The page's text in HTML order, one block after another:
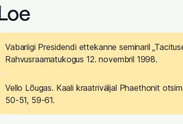
Loe
Vabariigi Presidendi ettekanne seminaril
Rahvusraamatukogus 12. novembril 1998.
Vello Lõugas. Kaali kraatriväljal Phaethonit
50-51, 59-61.